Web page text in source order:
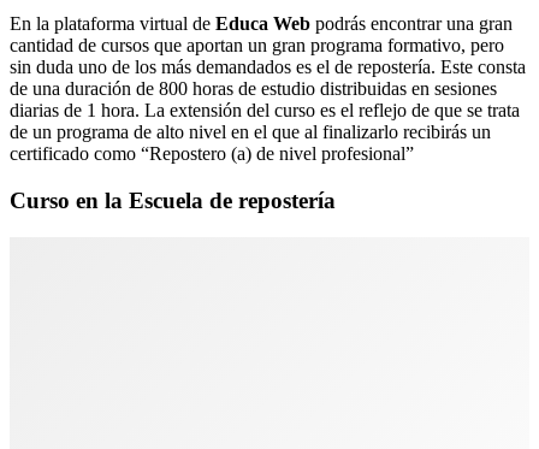
En la plataforma virtual de Educa Web podrás encontrar una gran
cantidad de cursos que aportan un gran programa formativo, pero
sin duda uno de los más demandados es el de repostería. Este consta
de una duración de 800 horas de estudio distribuidas en sesiones
diarias de 1 hora. La extensión del curso es el reflejo de que se trata
de un programa de alto nivel en el que al finalizarlo recibirás un
certificado como “Repostero (a) de nivel profesional”
Curso en la Escuela de repostería